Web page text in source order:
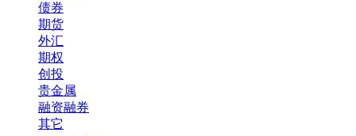
债券
期货
外汇
期权
创投
贵金属
融资融券
其它